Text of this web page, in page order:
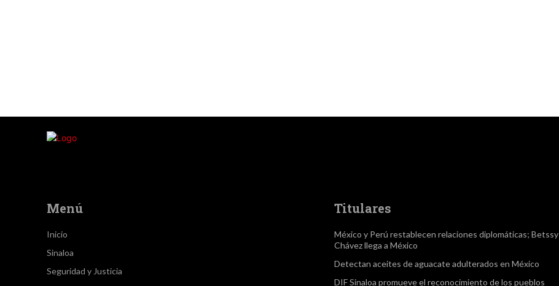
Menú
Inicio
Sinaloa
Seguridad y Justicia
Titulares
México y Perú restablecen relaciones diplomáticas; Betssy
Chávez llega a México
Detectan aceites de aguacate adulterados en México
DIF Sinaloa promueve el reconocimiento de los pueblos